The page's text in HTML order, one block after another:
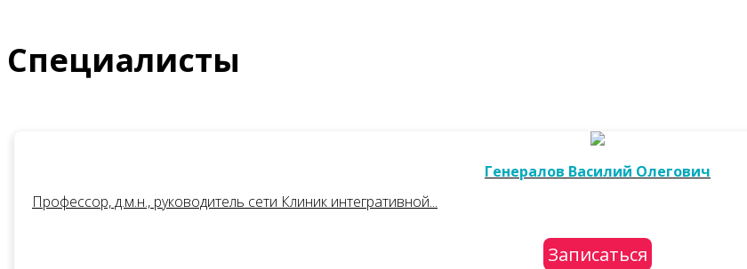
Специалисты
Генералов Василий Олегович
Профессор, д.м.н., руководитель сети Клиник интегративной...
Записаться